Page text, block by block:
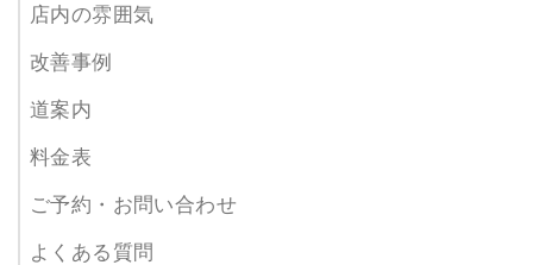
店内の雰囲気
改善事例
道案内
料金表
ご予約・お問い合わせ
よくある質問